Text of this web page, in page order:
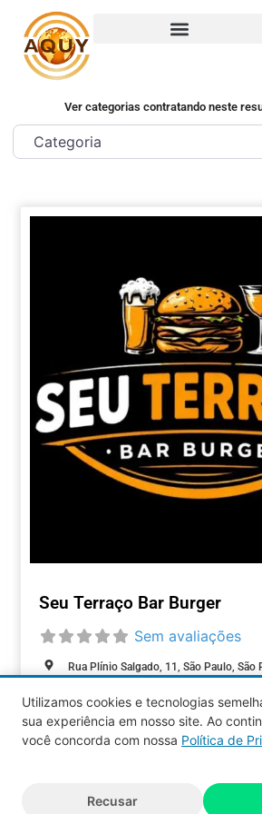
Ver categorias contratando neste
Seu Terraço Bar Burger
Sem avaliações
Rua Plínio Salgado, 11, São Paulo, São
ALIMENTAÇÃO
reservados.
Utilizamos cookies e tecnologias
sua experiência em nosso site. Ao
você concorda com nossa Política de
Recusar